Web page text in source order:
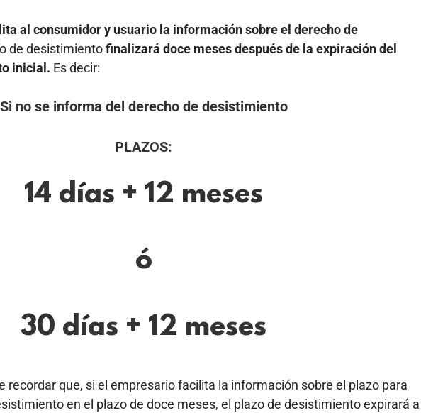
al consumidor y usuario la información sobre el derecho de
de desistimientofinalizará doce meses después de la expiración del
inicial. Es decir:
Si no se informa del derecho de desistimiento
PLAZOS:
14 días + 12 meses
ó
30 días + 12 meses
recordar que, si el empresario facilita la información sobre el plazo para
en el plazo de doce meses, el plazo de desistimiento expirará a